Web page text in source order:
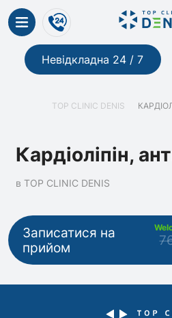
Невідкладна 24 / 7
TOP CLINIC DENIS
Кардіоліпін,
в TOP CLINIC DENIS
Записатися на
прийом